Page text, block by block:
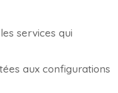
services qui
aux configurations